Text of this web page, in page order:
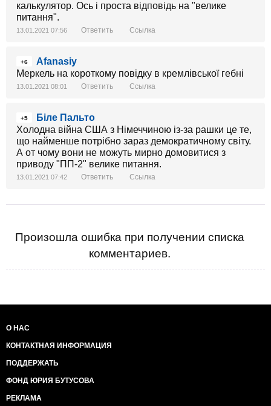
калькулятор. Ось і проста відповідь на "велике
питання".
13.01.2021 07:56 Ответить Ссылка
+6
Afanasiy
Меркель на короткому повідку в кремлівської гебні
13.01.2021 08:01 Ответить Ссылка
+5
Біле Пальто
Холодна війна США з Німеччиною із-за рашки це те,
що найменше потрібно зараз демократичному світу.
А от чому вони не можуть мирно домовитися з
приводу "ПП-2" велике питання.
13.01.2021 07:42 Ответить Ссылка
Произошла ошибка при получении списка
комментариев.
О НАС
КОНТАКТНАЯ ИНФОРМАЦИЯ
ПОДДЕРЖАТЬ
ФОНД ЮРИЯ БУТУСОВА
РЕКЛАМА